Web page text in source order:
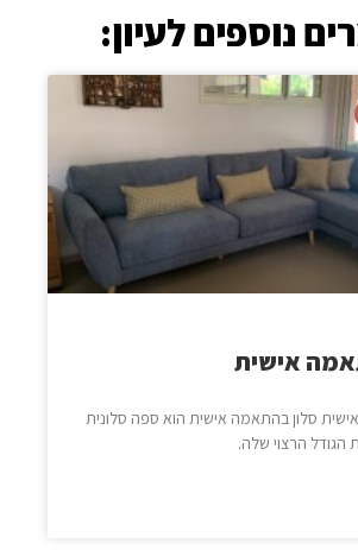
נוספים לעיון:
אישית
סלון בהתאמה אישית הוא ספה סלונית
הגודל הרצוי שלה.